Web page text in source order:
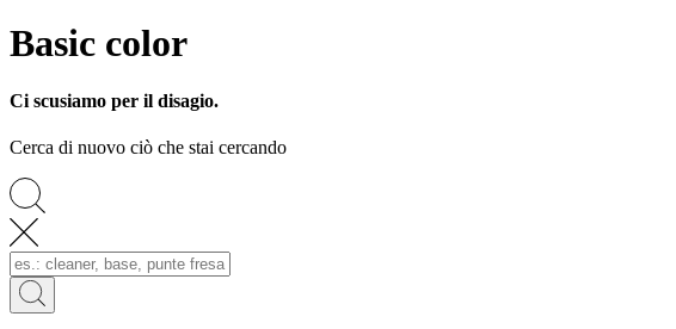
Basic color
Ci scusiamo per il disagio.
Cerca di nuovo ciò che stai cercando